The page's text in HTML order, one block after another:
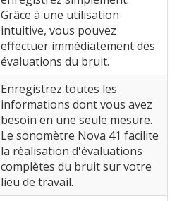
Grâce à une utilisation
intuitive, vous pouvez
effectuer immédiatement des
évaluations du bruit.
Enregistrez toutes les
informations dont vous avez
besoin en une seule mesure.
Le sonomètre Nova 41 facilite
la réalisation d'évaluations
complètes du bruit sur votre
lieu de travail.